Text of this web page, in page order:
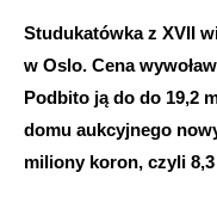
Studukatówka z XVII
w Oslo. Cena
Podbito ją do do 19,2
domu aukcyjnego
miliony koron, czyli 8,3